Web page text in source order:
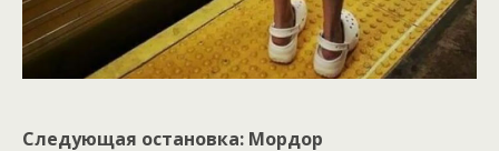
Следующая остановка: Мордор